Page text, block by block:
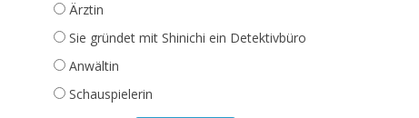
Ärztin
Sie gründet mit Shinichi ein Detektivbüro
Anwältin
Schauspielerin